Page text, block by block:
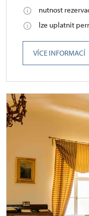
nutnost
lze uplatnit
VÍCE INFORMACÍ